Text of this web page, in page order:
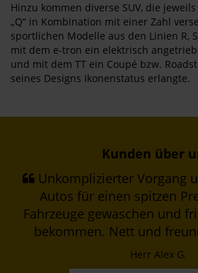
Hinzu kommen diverse SUV, die
„Q“ in Kombination mit einer Zahl
sportlichen Modelle aus den Linien R,
mit dem e-tron ein elektrisch
und mit dem TT ein Coupé bzw.
seines Designs Ikonenstatus erlangte.
Kunden über
Unkomplizierter Vorgang
Autos für einen spitzen
Fahrzeuge gewaschen und
bekommen. Nett und
Herr Alex G.